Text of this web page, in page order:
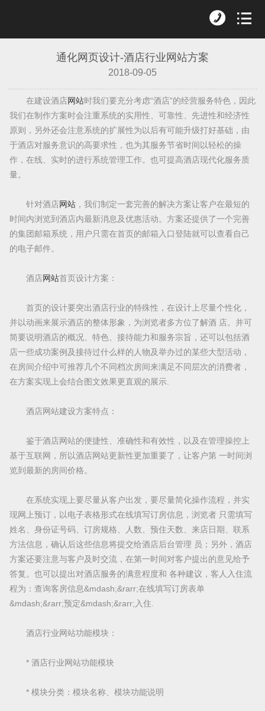
通化网页设计-酒店行业网站方案
2018-09-05
在建设酒店网站时我们要充分考虑“酒店”的经营服务特色，因此
我们在制作方案时会注重系统的实用性、可靠性、先进性和经济性
原则，另外还会注意系统的扩展性为以后有可能升级打好基础，由
于酒店对服务意识的高要求性，也为其服务节省时间以轻松的操
作，在线、实时的进行系统管理工作。也可提高酒店现代化服务质
量。
针对酒店网站，我们制定一套完善的解决方案让客户在最短的
时间内浏览到酒店内最新消息及优惠活动。方案还提供了一个完善
的集团邮箱系统，用户只需在首页的邮箱入口登陆就可以查看自己
的电子邮件。
酒店网站首页设计方案：
首页的设计要突出酒店行业的特殊性，在设计上尽量个性化，
并以动画来展示酒店的整体形象，为浏览者多方位了解酒 店。并可
简要说明酒店的概况、特色、接待能力和服务宗旨，还可以包括酒
店一些成功案例及接待过什么样的人物及举办过的某些大型活动，
在房间介绍中可推荐几个不同档次房间来满足不同层次的消费者，
在方案实现上会结合图文效果更直观的展示.
酒店网站建设方案特点：
鉴于酒店网站的便捷性、准确性和有效性，以及在管理操控上
基于互联网，所以酒店网站更新性更加重要了，让客户第 一时间浏
览到最新的房间价格。
在系统实现上要尽量从客户出发，要尽量简化操作流程，并实
现网上预订，以电子表格形式在线填写订房信息，浏览者 只需填写
姓名、身份证号码、订房规格、人数、预住天数、来店日期、联系
方法信息，确认后这些信息将提交给酒店后台管理 员；另外，酒店
方案还要注意与客户及时交流，在第一时间对客户提出的意见给予
答复。也可以提出对酒店服务的满意程度和 各种建议，客人入住流
程为：查询客房信息&mdash;&rarr;在线填写订房表单
&mdash;&rarr;预定&mdash;&rarr;入住.
酒店行业网站功能模块：
* 酒店行业网站功能模块
* 模块分类：模块名称、模块功能说明